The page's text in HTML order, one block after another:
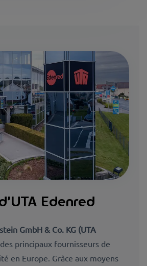
Edenred
GmbH & Co. KG (UTA
des principaux fournisseurs de
en Europe. Grâce aux moyens